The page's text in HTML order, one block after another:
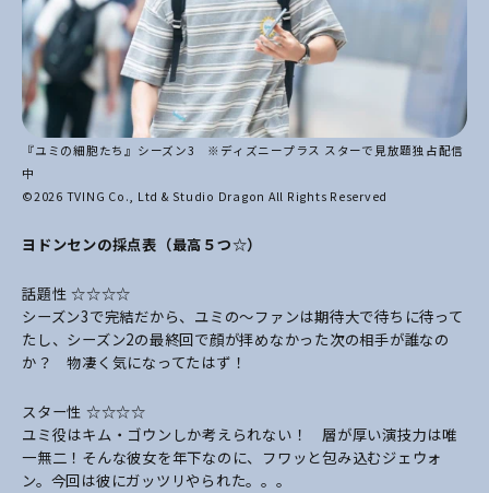
『ユミの細胞たち』シーズン3 ※ディズニープラス スターで見放題独占配信
中
©2026 TVING Co., Ltd & Studio Dragon All Rights Reserved
ヨドンセンの採点表（最高５つ☆）
話題性 ☆☆☆☆
シーズン3で完結だから、ユミの〜ファンは期待大で待ちに待って
たし、シーズン2の最終回で顔が拝めなかった次の相手が誰なの
か？ 物凄く気になってたはず！
スター性 ☆☆☆☆
ユミ役はキム・ゴウンしか考えられない！ 層が厚い演技力は唯
一無二！そんな彼女を年下なのに、フワッと包み込むジェウォ
ン。今回は彼にガッツリやられた。。。